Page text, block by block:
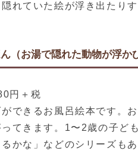
れていた絵が浮き出たり
（お湯で隠れた動物が浮か
円＋税
できるお風呂絵本です。
てきます。1〜2歳の子ど
かな」などのシリーズも